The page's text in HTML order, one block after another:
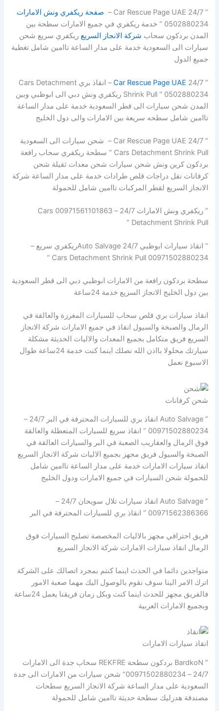
” Car Rescue Page UAE 24/7 –
صفحة ريكفري ونش الامارات
0502880234 “ خدمة ريكفري في جميع الامارات سطحة بين
المدن بردكون سحاب شركة الانجاز السريع ريكفري سريع شحن
سيارات الى السعودية خدمة على مدار الساعة تاامين شامل تغطية
جميع الدول
”
Car Rescue Page UAE
24/7 – انقاذ بري Cars Detachment
Shrink Pull “ 0502880234 ريكفري ونش دبي الى ابوظبي وبين
المدن شحن سيارات الى قطر السعودية خدمة على مدار الساعة
تاامين شامل سطحه سريعة بين الامارات والى دول الخليج
” Car Rescue Page UAE 24/7 – شحن سيارات الى السعودية
Cars Detachment Shrink Pull “ سطحة ريكفري سحاب رافعة
بردكون كرين ونش شحن سيارات شحن معدات ثقيلة شحن
كرفانات نقل دراجات قلص طرادات خدمة على مدار الساعة شركة
الانجاز السريع لقطر المركبات تاامين شامل للحمولة
” ريكفري ونش الامارات 24/7 – 00971561101863 Cars
Detachment Shrink Pull “
” انقاذ سيارات ابوظبي Auto Salvage 24/7ريكفري سريع –
00971502880234 Cars Detachment Shrink Pull “
سطحة بردكون رافعة من الامارات ابوظبي دبي الى قطر السعودية
بين دول الخليج الانجاز السريع خدمة 24ساعة
انقاذ سيارات بري قلص سحاب للسيارات المغرزة والعالقة في
الرمال والصبخة والسيول انقاذ في جميع الامارات شركة الانجاز
السريع فريق متكامل بجميع المعدات والاليات الحديثة مشكلة
سيارتك محلولا بااذن الله نصلك اينما كنت خدمة 24ساعة طوال
الاسبوع نعمل
شحن كرفانات
” Auto Salvage انقاذ بري للسيارات المحترفة في البر 24/7 –
00971502880234 “ انقاذ سريع للسيارات المتعطلة والعالقة
فوق الرمال والعقاريب الصعبة في البر والسيارات العالقة في
الصبخة والسيول فريق مجهز بجميع الاليات شركة الانجاز السريع
انقاذ سيارات الامارات خدمة على مدار الساعة تاامين شامل
للحمولة شحن السيارات في جميع الامارات ودول الخليج
” Auto Salvage انقاذ سيارات تلال سويحان 24/7 –
00971562386366 “ انقاذ بري للسيارات المحترفة في البر
فريق احترافي مجهز بالاليات المخصصة تصليح السيارات فوق
الرمال انقاذ سيارات الامارات شركة الانجاز السريع
متواجدين دائما في الحدث اينما كنتم بمجرد اتصالك على الشركة
اترك الامر الينا سوف نقوم بالوصول اليك مهما صعبة الامور
فالفريق مجهز للحدث اينما كنت وبكل زمان فريقنا يعمل 24ساعة
وبجميع الامارات العربية
انقاذ سيارات الامارات
” BardkoN بردكون سطحة REKFRE سحاب جدة الى الامارات
24/7 – 00971502880234“ شحن سيارات من الامارات الى جدة
السعودية على مدار الساعة شركة الانجاز السريع سطحات
مصندقة هدرليك سطحة حديثة تاامين شامل للحمولة